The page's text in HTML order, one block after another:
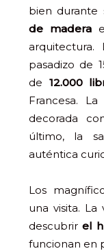
bien durante
de madera
pasadizo de
de 12.000
Francesa.
decorada
último, la
auténtica
Los
una visita.
descubrir el
funcionan en